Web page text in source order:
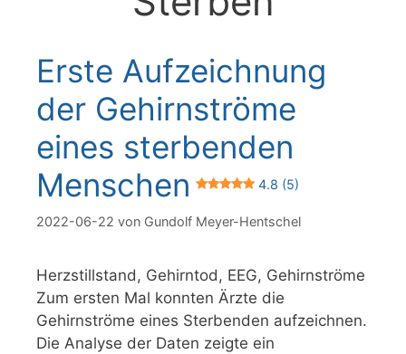
Erste Aufzeichnung
der Gehirnströme
eines sterbenden
Menschen
4.8 (5)
2022-06-22 von Gundolf Meyer-Hentschel
Herzstillstand, Gehirntod, EEG, Gehirnströme
Zum ersten Mal konnten Ärzte die
Gehirnströme eines Sterbenden aufzeichnen.
Die Analyse der Daten zeigte ein